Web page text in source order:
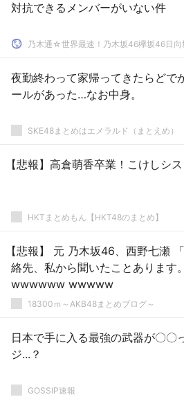
対抗できるメンバーがいない件
夜勤終わって家帰ってきたらどで
ールがあった…なお中身。
SKE48まとめはエメラルド（まとえめ）
【悲報】高倉萌香卒業！こけしシ
HKTまとめもん【HKT48のまとめ】
【悲報】 元 乃木坂46、西野七瀬
絡先、私から聞いたことあります
wwwwww wwwww
18300ｍ～AKB48まとめブログ～
日本で手に入る最強の武器が〇〇
ジ...？
GOSSIP速報